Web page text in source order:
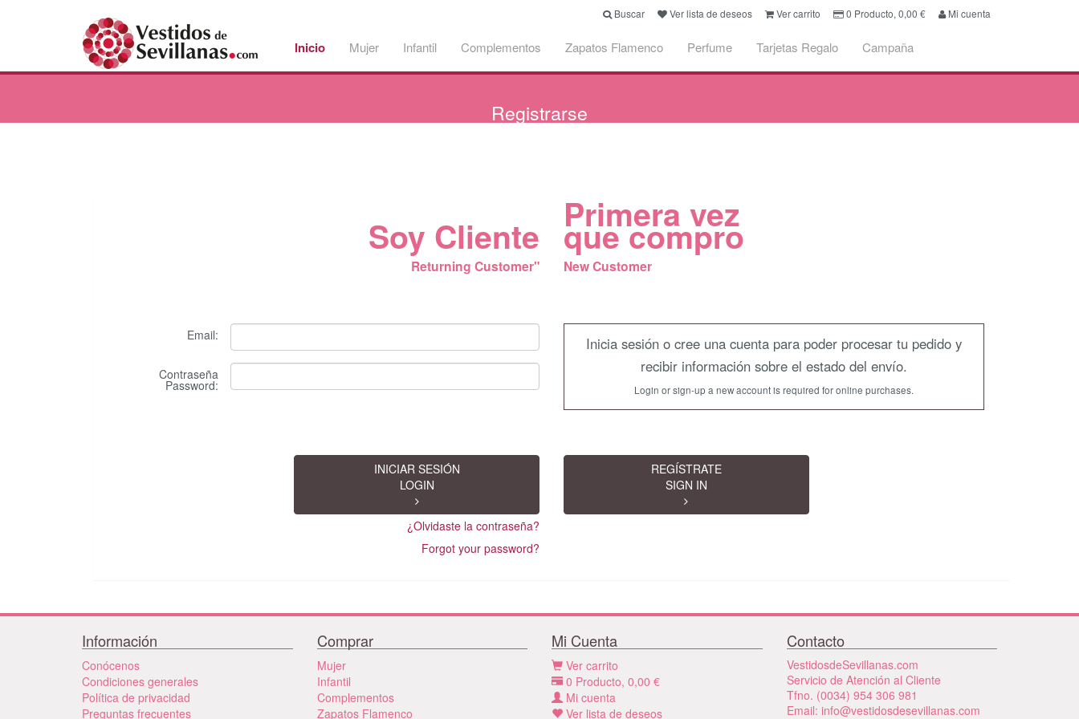
Buscar Ver lista de deseos Ver carrito 0 Producto, 0,00 € Mi cuenta
Inicio Mujer Infantil Complementos Zapatos Flamenco Perfume Tarjetas Regalo Campaña
Registrarse
Soy Cliente
Returning Customer"
Primera vez
que compro
New Customer
Email:
Contraseña
Password:
Inicia sesión o cree una cuenta para poder procesar tu pedido y
recibir información sobre el estado del envío.
Login or sign-up a new account is required for online purchases.
INICIAR SESIÓN
LOGIN
¿Olvidaste la contraseña?
Forgot your password?
REGÍSTRATE
SIGN IN
Información
Conócenos
Condiciones generales
Política de privacidad
Preguntas frecuentes
Comprar
Mujer
Infantil
Complementos
Zapatos Flamenco
Mi Cuenta
Ver carrito
0 Producto, 0,00 €
Mi cuenta
Ver lista de deseos
Contacto
VestidosdeSevillanas.com
Servicio de Atención al Cliente
Tfno. (0034) 954 306 981
Email: info@vestidosdesevillanas.com